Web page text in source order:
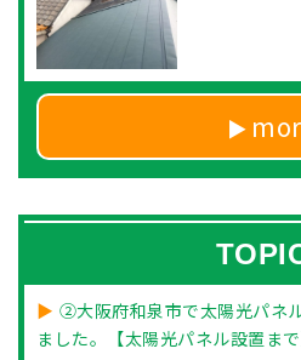
②大阪府和泉市で太陽光パネ
ました。【太陽光パネル設置まで